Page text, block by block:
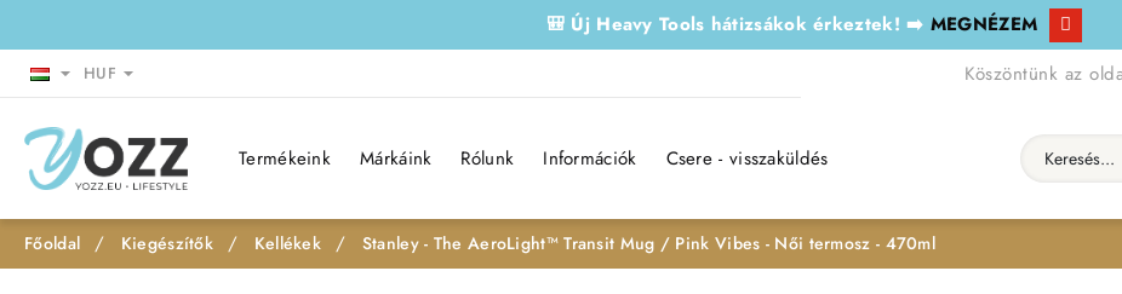
🎒 Új Heavy Tools hátizsákok érkeztek! ➡️ MEGNÉZEM
HUF Köszöntünk az
Termékeink Márkáink Rólunk Információk Csere - visszaküldés Keresés...
h
Kiegészítők Kellékek Stanley - The AeroLight™ Transit Mug / Pink Vibes - Női termosz - 470ml